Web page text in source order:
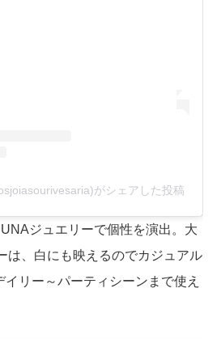
がシェアした投稿
ジュエリーで個性を演出。大
は、白にも映えるのでカジュアル
リー～パーティシーンまで使え